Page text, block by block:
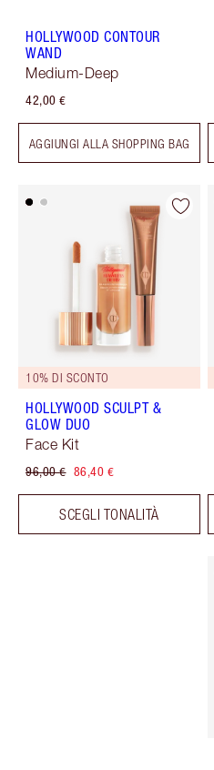
HOLLYWOOD CONTOUR
WAND
Medium-Deep
42,00 €
AGGIUNGI ALLA SHOPPING BAG
10% DI SCONTO
HOLLYWOOD SCULPT &
GLOW DUO
Face Kit
96,00 € 86,40 €
SCEGLI TONALITÀ